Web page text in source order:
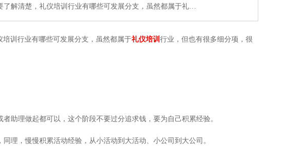
解清楚，礼仪培训行业有哪些可发展分支，虽然都属于礼…
训行业有哪些可发展分支，虽然都属于礼仪培训 行业，但也有很多细分项，很
助理做起都可以，这个阶段不要过分追求钱，要为自己积累经验。
理，慢慢积累活动经验，从小活动到大活动、小公司到大公司。